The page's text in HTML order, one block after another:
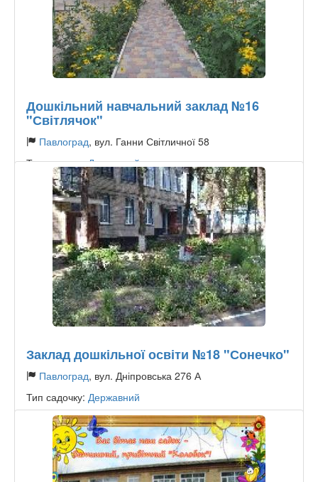
Дошкільний навчальний заклад №16
"Світлячок"
Павлоград, вул. Ганни Світличної 58
Тип садочку:Державний
Заклад дошкільної освіти №18 "Сонечко"
Павлоград, вул. Дніпровська 276 А
Тип садочку: Державний